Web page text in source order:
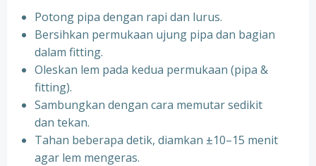
Potong pipa dengan rapi dan lurus.
Bersihkan permukaan ujung pipa dan bagian
dalam fitting.
Oleskan lem pada kedua permukaan (pipa &
fitting).
Sambungkan dengan cara memutar sedikit
dan tekan.
Tahan beberapa detik, diamkan ±10–15 menit
agar lem mengeras.